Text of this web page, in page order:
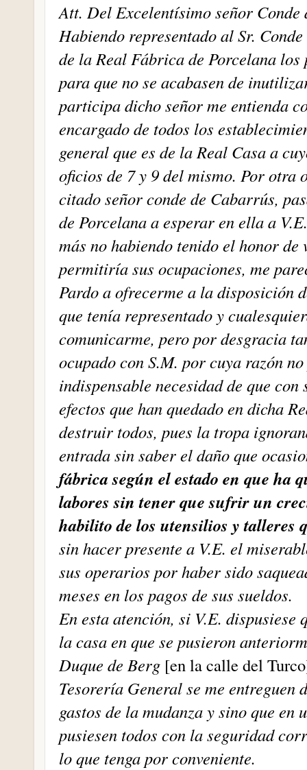
Att. Del Excelentísimo señor Conde
Habiendo representado al Sr.
de la Real Fábrica de Porcelana los
para que no se acabasen de
participa dicho señor me entienda
encargado de todos los
general que es de la Real Casa a
oficios de 7 y 9 del mismo. Por otra
citado señor conde de Cabarrús,
de Porcelana a esperar en ella a
más no habiendo tenido el honor
permitiría sus ocupaciones, me
Pardo a ofrecerme a la disposición
que tenía representado y
comunicarme, pero por desgracia
ocupado con S.M. por cuya razón
indispensable necesidad de que
efectos que han quedado en dicha
destruir todos, pues la tropa
entrada sin saber el daño que
fábrica según el estado en que ha
labores sin tener que sufrir un
habilito de los utensilios y talleres
sin hacer presente a V.E. el
sus operarios por haber sido
meses en los pagos de sus sueldos.
En esta atención, si V.E. dispusiese
la casa en que se pusieron
Duque de Berg [en la calle del
Tesorería General se me
gastos de la mudanza y sino que en
pusiesen todos con la seguridad
lo que tenga por conveniente.